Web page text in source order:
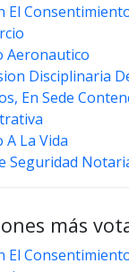
El
Aeronautico
Disciplinaria
En Sede
A La Vida
Seguridad
más
El